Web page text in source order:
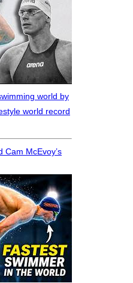
world by
world record
Cam McEvoy’s